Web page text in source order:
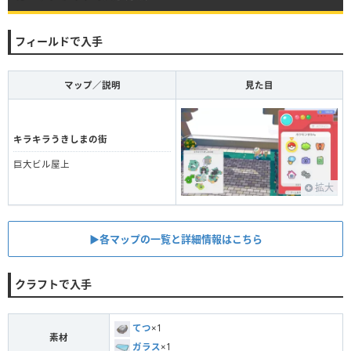
フィールドで入手
マップ／説明 見た目
キラキラうきしまの街
巨大ビル屋上
拡大
▶︎各マップの一覧と詳細情報はこちら
クラフトで入手
素材
てつ×1
ガラス ×1